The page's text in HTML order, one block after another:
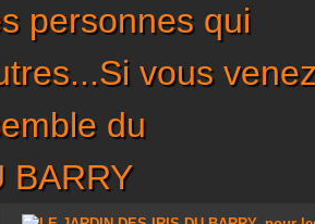
personnes qui
vous
du
BARRY